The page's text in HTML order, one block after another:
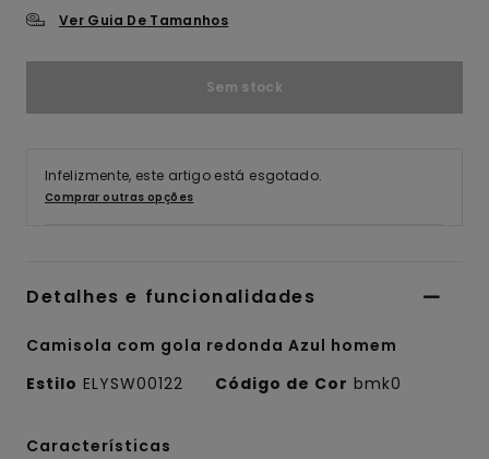
Ver Guia De Tamanhos
Sem stock
Infelizmente, este artigo está esgotado.
Comprar outras opções
Detalhes e funcionalidades
Camisola com gola redonda Azul homem
Estilo ELYSW00122 Código de Cor bmk0
Características